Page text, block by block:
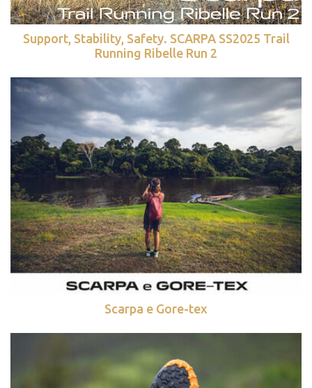
Support, Stability, Safety. SCARPA SS2025 Trail
Running Ribelle Run 2
Scarpa e Gore-tex